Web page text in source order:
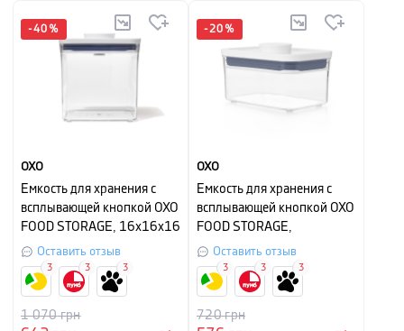
-40 %
OXO
Емкость для хранения с
всплывающей кнопкой OXO
FOOD STORAGE, 16х16х16
см, объем 2,6 л,
прозрачный с белым
Оставить отзыв
1 070грн
3 3 3
-20 %
OXO
Емкость для хранения с
всплывающей кнопкой OXO
FOOD STORAGE,
16х10,5х8 см, объем 0,6 л,
прозрачный с белым
Оставить отзыв
720грн
3 3 3